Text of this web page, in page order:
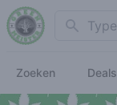
Search
Zoeken Deals